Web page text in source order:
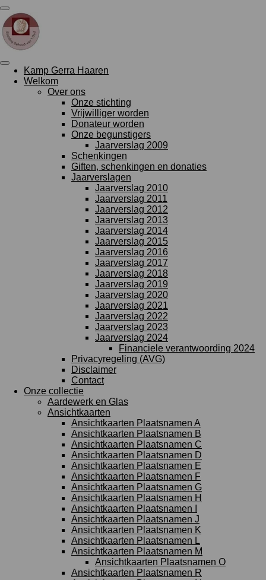
Ga
direct
naar
de
hoofdinhoud
Kamp Gerra Haaren
Welkom
Over ons
Onze stichting
Vrijwilliger worden
Donateur worden
Onze begunstigers
Jaarverslag 2009
Schenkingen
Giften, schenkingen en donaties
Jaarverslagen
Jaarverslag 2010
Jaarverslag 2011
Jaarverslag 2012
Jaarverslag 2013
Jaarverslag 2014
Jaarverslag 2015
Jaarverslag 2016
Jaarverslag 2017
Jaarverslag 2018
Jaarverslag 2019
Jaarverslag 2020
Jaarverslag 2021
Jaarverslag 2022
Jaarverslag 2023
Jaarverslag 2024
Financiele verantwoording 2024
Privacyregeling (AVG)
Disclaimer
Contact
Onze collectie
Aardewerk en Glas
Ansichtkaarten
Ansichtkaarten Plaatsnamen A
Ansichtkaarten Plaatsnamen B
Ansichtkaarten Plaatsnamen C
Ansichtkaarten Plaatsnamen D
Ansichtkaarten Plaatsnamen E
Ansichtkaarten Plaatsnamen F
Ansichtkaarten Plaatsnamen G
Ansichtkaarten Plaatsnamen H
Ansichtkaarten Plaatsnamen I
Ansichtkaarten Plaatsnamen J
Ansichtkaarten Plaatsnamen K
Ansichtkaarten Plaatsnamen L
Ansichtkaarten Plaatsnamen M
Ansichtkaarten Plaatsnamen O
Ansichtkaarten Plaatsnamen R